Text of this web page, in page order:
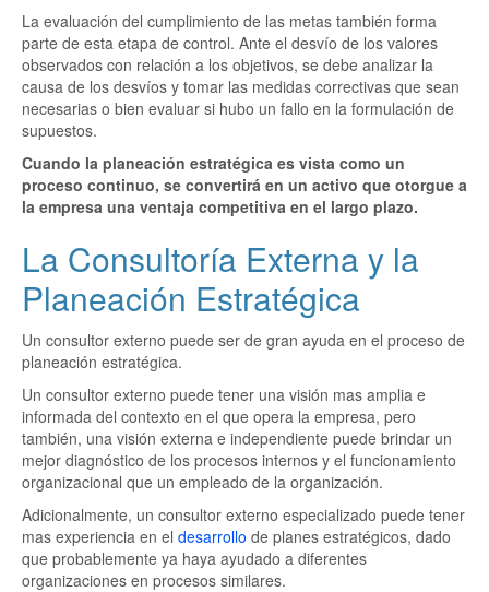
La evaluación del cumplimiento de las metas también forma
parte de esta etapa de control. Ante el desvío de los valores
observados con relación a los objetivos, se debe analizar la
causa de los desvíos y tomar las medidas correctivas que sean
necesarias o bien evaluar si hubo un fallo en la formulación de
supuestos.
Cuando la planeación estratégica es vista como un
proceso continuo, se convertirá en un activo que otorgue a
la empresa una ventaja competitiva en el largo plazo.
La Consultoría Externa y la
Planeación Estratégica
Un consultor externo puede ser de gran ayuda en el proceso de
planeación estratégica.
Un consultor externo puede tener una visión mas amplia e
informada del contexto en el que opera la empresa, pero
también, una visión externa e independiente puede brindar un
mejor diagnóstico de los procesos internos y el funcionamiento
organizacional que un empleado de la organización.
Adicionalmente, un consultor externo especializado puede tener
mas experiencia en el desarrollo de planes estratégicos, dado
que probablemente ya haya ayudado a diferentes
organizaciones en procesos similares.